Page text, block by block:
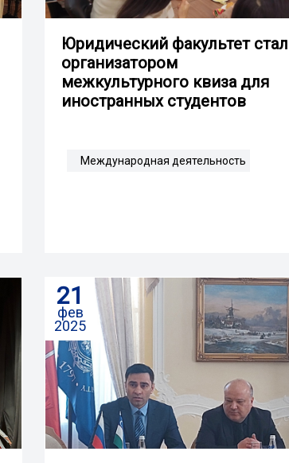
Юридический факультет стал
организатором
межкультурного квиза для
иностранных студентов
Международная деятельность
21
фев
2025